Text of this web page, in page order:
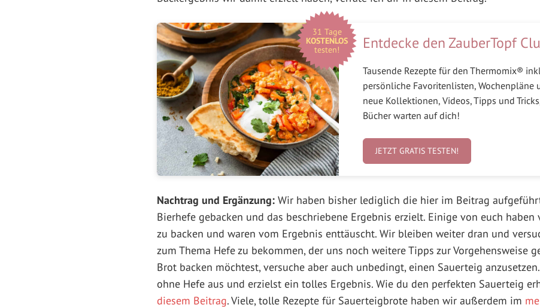
31 Tage
KOSTENLOS
testen!
Entdecke den ZauberTopf
Tausende Rezepte für den Thermomix®
persönliche Favoritenlisten, Wochenpläne
neue Kollektionen, Videos, Tipps und
Bücher warten auf dich!
JETZT GRATIS TESTEN!
Nachtrag und Ergänzung: Wir haben bisher lediglich die hier im Beitrag
Bierhefe gebacken und das beschriebene Ergebnis erzielt. Einige von euch
zu backen und waren vom Ergebnis enttäuscht. Wir bleiben weiter dran und
zum Thema Hefe zu bekommen, der uns noch weitere Tipps zur Vorgehensweise
Brot backen möchtest, versuche aber auch unbedingt, einen Sauerteig
ohne Hefe aus und erzielst ein tolles Ergebnis. Wie du den perfekten Sauerteig
diesem Beitrag. Viele, tolle Rezepte für Sauerteigbrote haben wir außerdem im